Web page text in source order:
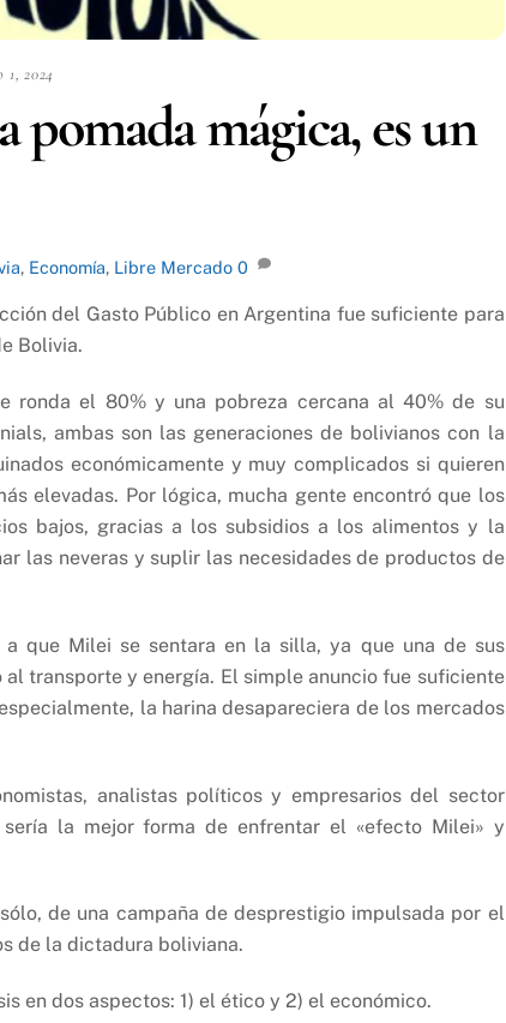
1, 2024
pomada mágica, es un
, Economía, Libre Mercado 0
del Gasto Público en Argentina fue suficiente para
Bolivia.
ronda el 80% y una pobreza cercana al 40% de su
ambas son las generaciones de bolivianos con la
económicamente y muy complicados si quieren
elevadas. Por lógica, mucha gente encontró que los
bajos, gracias a los subsidios a los alimentos y la
las neveras y suplir las necesidades de productos de
que Milei se sentara en la silla, ya que una de sus
transporte y energía. El simple anuncio fue suficiente
la harina desapareciera de los mercados
analistas políticos y empresarios del sector
la mejor forma de enfrentar el «efecto Milei» y
de una campaña de desprestigio impulsada por el
de la dictadura boliviana.
en dos aspectos: 1) el ético y 2) el económico.